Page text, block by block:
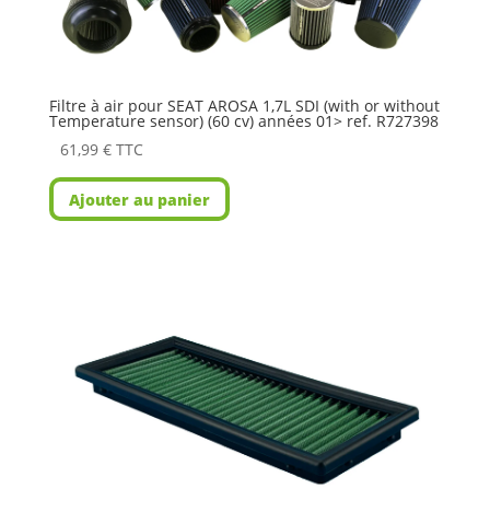
Filtre à air pour SEAT AROSA 1,7L SDI (with or without
Temperature sensor) (60 cv) années 01> ref. R727398
61,99 € TTC
Ajouter au panier